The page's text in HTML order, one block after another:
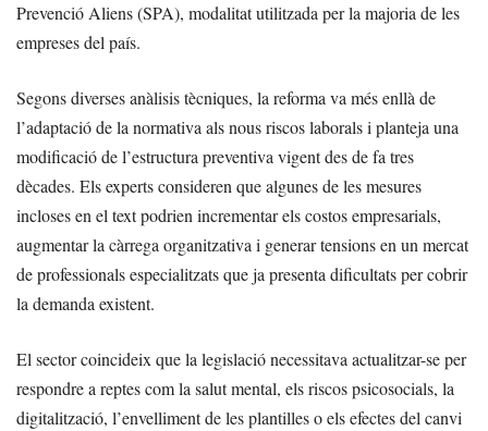
Prevenció Aliens (SPA), modalitat utilitzada per la majoria de les
empreses del país.
Segons diverses anàlisis tècniques, la reforma va més enllà de
l’adaptació de la normativa als nous riscos laborals i planteja una
modificació de l’estructura preventiva vigent des de fa tres
dècades. Els experts consideren que algunes de les mesures
incloses en el text podrien incrementar els costos empresarials,
augmentar la càrrega organitzativa i generar tensions en un mercat
de professionals especialitzats que ja presenta dificultats per cobrir
la demanda existent.
El sector coincideix que la legislació necessitava actualitzar-se per
respondre a reptes com la salut mental, els riscos psicosocials, la
digitalització, l’envelliment de les plantilles o els efectes del canvi